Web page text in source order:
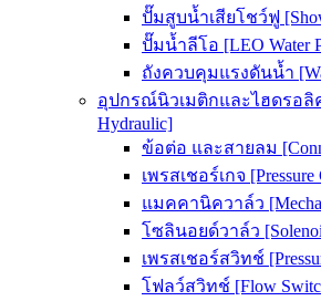
ปั๊มสูบน้ำเสียโชว์ฟู
ปั๊มน้ำลีโอ [LEO Water
ถังควบคุมแรงดันน้ำ
อุปกรณ์นิวเมติกและไฮดรอลิค
Hydraulic]
ข้อต่อ และสายลม
เพรสเชอร์เกจ [Pressure
แมคคานิควาล์ว
โซลินอยด์วาล์ว
เพรสเชอร์สวิทช์
โฟลว์สวิทช์ [Flow